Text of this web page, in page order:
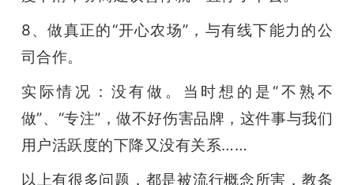
8、做真正的“开心农场”，与有线下能力的公
司合作。
实际情况：没有做。当时想的是“不熟不
做”、“专注”，做不好伤害品牌，这件事与我们
用户活跃度的下降又没有关系……
以上有很多问题，都是被流行概念所害，教条